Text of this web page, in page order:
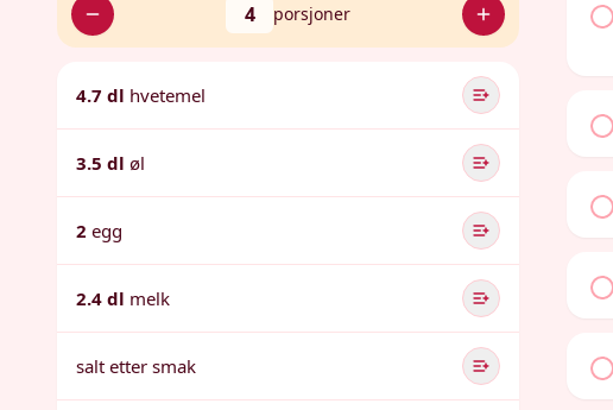
4 porsjoner
4.7 dl hvetemel
3.5 dl øl
2 egg
2.4 dl melk
salt etter smak